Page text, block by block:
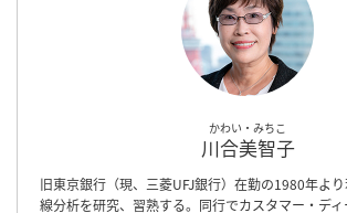
かわい・みちこ
川合美智子
旧東京銀行（現、三菱UFJ銀行）在勤の1980年よ
線分析を研究、習熟する。同行でカスタマー・デ